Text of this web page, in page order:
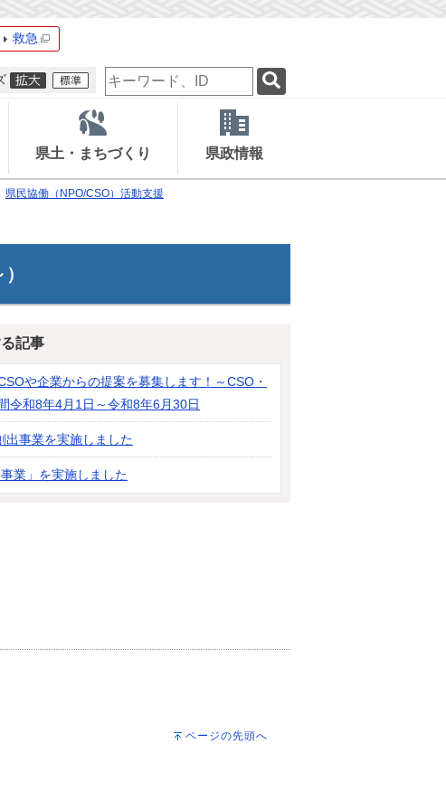
救急
検
索
ー
ー
ド
県土・まちづくり 県政情報
県民協働（NPO/CSO）活動支援
記事
や企業からの提案を募集します！～CSO・
令和8年4月1日～令和8年6月30日
出事業を実施しました
業」を実施しました
ページの先頭へ